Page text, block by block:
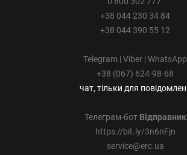
+38 044 230 34 84
+38 044 390 55 12
Telegram | Viber | WhatsApp
+38 (067) 624-98-68
чат, тільки для
Телеграм-бот Відправник
https://bit.ly/3n6nFjn
service@erc.ua